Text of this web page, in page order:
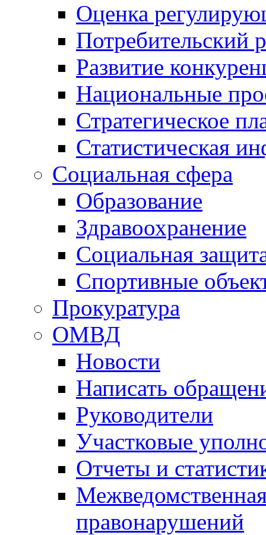
Оценка
Потребительский
Развитие
Национальные
Стратегическое
Статистическая
Социальная сфера
Образование
Здравоохранение
Социальная
Спортивные
Прокуратура
ОМВД
Новости
Написать
Руководители
Участковые
Отчеты и
правонарушений